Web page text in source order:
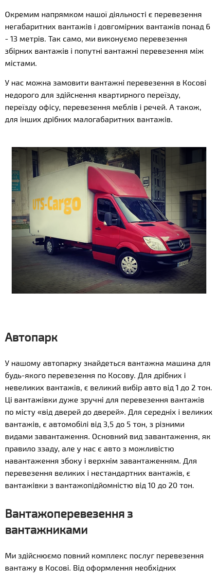
Окремим напрямком нашої діяльності є перевезення
негабаритних вантажів і довгомірних вантажів понад 6
- 13 метрів. Так само, ми виконуємо перевезення
збірних вантажів і попутні вантажні перевезення між
містами.
У нас можна замовити вантажні перевезення в Косові
недорого для здійснення квартирного переїзду,
переїзду офісу, перевезення меблів і речей. А також,
для інших дрібних малогабаритних вантажів.
Автопарк
У нашому автопарку знайдеться вантажна машина для
будь-якого перевезення по Косову. Для дрібних і
невеликих вантажів, є великий вибір авто від 1 до 2 тон.
Ці вантажівки дуже зручні для перевезення вантажів
по місту «від дверей до дверей». Для середніх і великих
вантажів, є автомобілі від 3,5 до 5 тон, з різними
видами завантаження. Основний вид завантаження, як
правило ззаду, але у нас є авто з можливістю
навантаження збоку і верхнім завантаженням. Для
перевезення великих і нестандартних вантажів, є
вантажівки з вантажопідйомністю від 10 до 20 тон.
Вантажоперевезення з
вантажниками
Ми здійснюємо повний комплекс послуг перевезення
вантажу в Косові. Від оформлення необхідних